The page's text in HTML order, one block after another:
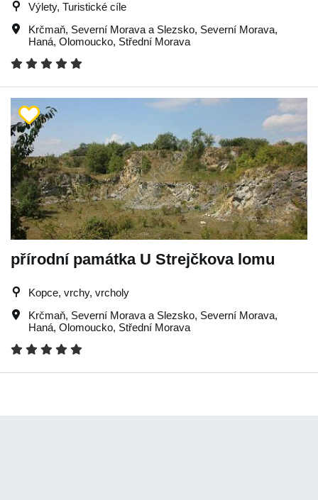
Výlety, Turistické cíle
Krčmaň, Severní Morava a Slezsko, Severní Morava,
Haná, Olomoucko, Střední Morava
přírodní památka U Strejčkova lomu
Kopce, vrchy, vrcholy
Krčmaň, Severní Morava a Slezsko, Severní Morava,
Haná, Olomoucko, Střední Morava